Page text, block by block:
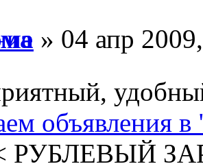
» 04 апр
объявления в
РУБЛЕВЫЙ